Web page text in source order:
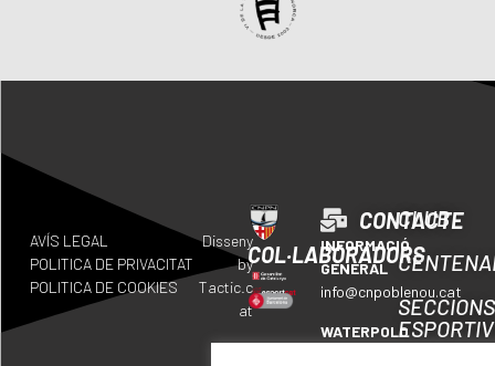
COL·LABORADORS
CONTACTE
INFORMACIÓ
GENERAL
info@cnpoblenou.cat
WATERPOLO
CLUB
SECCIONS
AVÍS LEGAL
POLITICA DE PRIVACITAT
POLITICA DE COOKIES
Disseny
by
Tactic.c
at